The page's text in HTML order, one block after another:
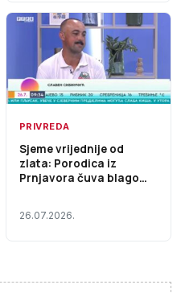
PRIVREDA
Sjeme vrijednije od
zlata: Porodica iz
Prnjavora čuva blago
26.07.2026.